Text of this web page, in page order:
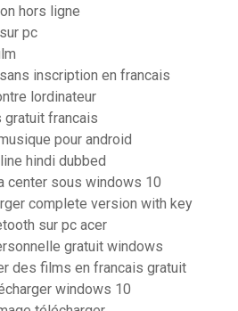
hors ligne
pc
inscription en francais
lordinateur
francais
pour android
hindi dubbed
center sous windows 10
complete version with key
sur pc acer
gratuit windows
des films en francais gratuit
windows 10